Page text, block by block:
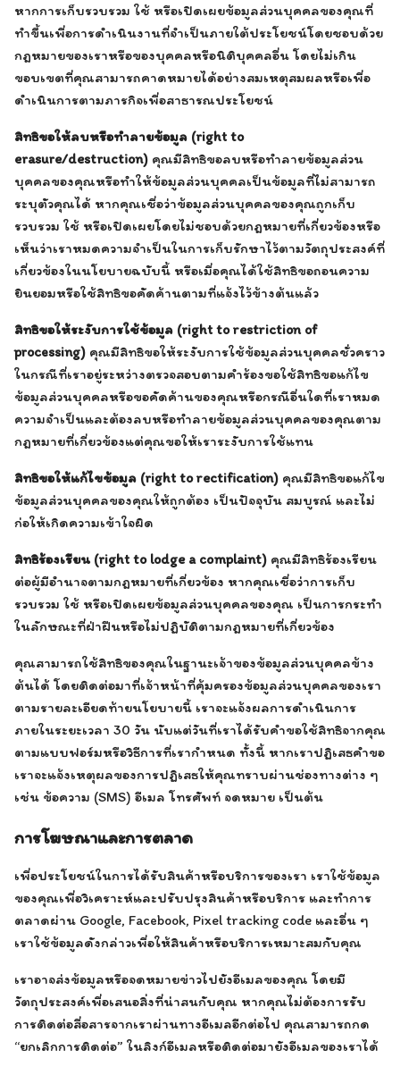
หากการเก็บรวบรวม ใช้ หรือเปิดเผยข้อมูลส่วนบุคคลของคุณที่
ทำขึ้นเพื่อการดำเนินงานที่จำเป็นภายใต้ประโยชน์โดยชอบด้วย
กฎหมายของเราหรือของบุคคลหรือนิติบุคคลอื่น โดยไม่เกิน
ขอบเขตที่คุณสามารถคาดหมายได้อย่างสมเหตุสมผลหรือเพื่อ
ดำเนินการตามภารกิจเพื่อสาธารณประโยชน์
สิทธิขอให้ลบหรือทำลายข้อมูล (right to
erasure/destruction) คุณมีสิทธิขอลบหรือทำลายข้อมูลส่วน
บุคคลของคุณหรือทำให้ข้อมูลส่วนบุคคลเป็นข้อมูลที่ไม่สามารถ
ระบุตัวคุณได้ หากคุณเชื่อว่าข้อมูลส่วนบุคคลของคุณถูกเก็บ
รวบรวม ใช้ หรือเปิดเผยโดยไม่ชอบด้วยกฎหมายที่เกี่ยวข้องหรือ
เห็นว่าเราหมดความจำเป็นในการเก็บรักษาไว้ตามวัตถุประสงค์ที่
เกี่ยวข้องในนโยบายฉบับนี้ หรือเมื่อคุณได้ใช้สิทธิขอถอนความ
ยินยอมหรือใช้สิทธิขอคัดค้านตามที่แจ้งไว้ข้างต้นแล้ว
สิทธิขอให้ระงับการใช้ข้อมูล (right to restriction of
processing) คุณมีสิทธิขอให้ระงับการใช้ข้อมูลส่วนบุคคลชั่วคราว
ในกรณีที่เราอยู่ระหว่างตรวจสอบตามคำร้องขอใช้สิทธิขอแก้ไข
ข้อมูลส่วนบุคคลหรือขอคัดค้านของคุณหรือกรณีอื่นใดที่เราหมด
ความจำเป็นและต้องลบหรือทำลายข้อมูลส่วนบุคคลของคุณตาม
กฎหมายที่เกี่ยวข้องแต่คุณขอให้เราระงับการใช้แทน
สิทธิขอให้แก้ไขข้อมูล (right to rectification) คุณมีสิทธิขอแก้ไข
ข้อมูลส่วนบุคคลของคุณให้ถูกต้อง เป็นปัจจุบัน สมบูรณ์ และไม่
ก่อให้เกิดความเข้าใจผิด
สิทธิร้องเรียน (right to lodge a complaint) คุณมีสิทธิร้องเรียน
ต่อผู้มีอำนาจตามกฎหมายที่เกี่ยวข้อง หากคุณเชื่อว่าการเก็บ
รวบรวม ใช้ หรือเปิดเผยข้อมูลส่วนบุคคลของคุณ เป็นการกระทำ
ในลักษณะที่ฝ่าฝืนหรือไม่ปฏิบัติตามกฎหมายที่เกี่ยวข้อง
คุณสามารถใช้สิทธิของคุณในฐานะเจ้าของข้อมูลส่วนบุคคลข้าง
ต้นได้ โดยติดต่อมาที่เจ้าหน้าที่คุ้มครองข้อมูลส่วนบุคคลของเรา
ตามรายละเอียดท้ายนโยบายนี้ เราจะแจ้งผลการดำเนินการ
ภายในระยะเวลา 30 วัน นับแต่วันที่เราได้รับคำขอใช้สิทธิจากคุณ
ตามแบบฟอร์มหรือวิธีการที่เรากำหนด ทั้งนี้ หากเราปฏิเสธคำขอ
เราจะแจ้งเหตุผลของการปฏิเสธให้คุณทราบผ่านช่องทางต่าง ๆ
เช่น ข้อความ (SMS) อีเมล โทรศัพท์ จดหมาย เป็นต้น
การโฆษณาและการตลาด
เพื่อประโยชน์ในการได้รับสินค้าหรือบริการของเรา เราใช้ข้อมูล
ของคุณเพื่อวิเคราะห์และปรับปรุงสินค้าหรือบริการ และทำการ
ตลาดผ่าน Google, Facebook, Pixel tracking code และอื่น ๆ
เราใช้ข้อมูลดังกล่าวเพื่อให้สินค้าหรือบริการเหมาะสมกับคุณ
เราอาจส่งข้อมูลหรือจดหมายข่าวไปยังอีเมลของคุณ โดยมี
วัตถุประสงค์เพื่อเสนอสิ่งที่น่าสนกับคุณ หากคุณไม่ต้องการรับ
การติดต่อสื่อสารจากเราผ่านทางอีเมลอีกต่อไป คุณสามารถกด
“ยกเลิกการติดต่อ” ในลิงก์อีเมลหรือติดต่อมายังอีเมลของเราได้